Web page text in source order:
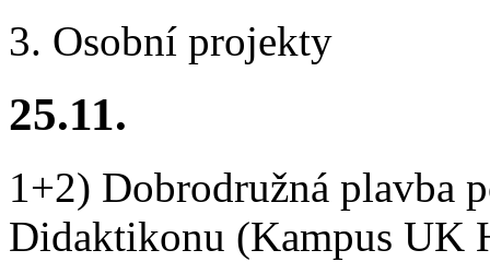
3. Osobní projekty
25.11.
1+2) Dobrodružná plavba
Didaktikonu (Kampus UK